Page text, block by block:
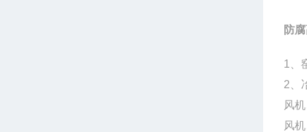
防
1、
2、
风
风